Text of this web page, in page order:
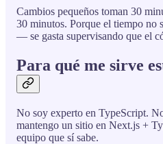
Cambios pequeños toman 30
30 minutos. Porque el tiempo no
— se gasta supervisando que el
Para qué me sirve
No soy experto en TypeScript.
mantengo un sitio en Next.js +
equipo que sí sabe.